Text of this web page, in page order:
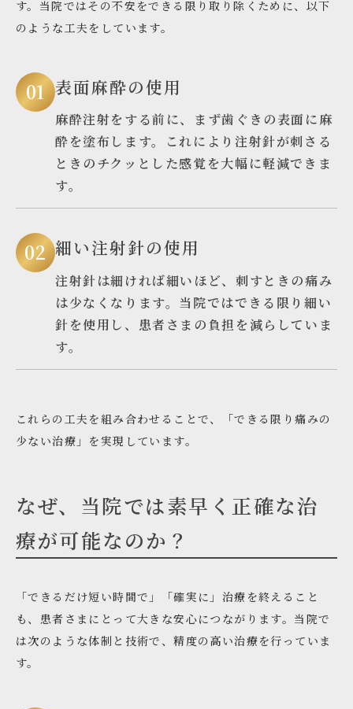
す。当院ではその不安をできる限り取り除くために、以下
のような工夫をしています。
表面麻酔の使用
麻酔注射をする前に、まず歯ぐきの表面に麻
酔を塗布します。これにより注射針が刺さる
ときのチクッとした感覚を大幅に軽減できま
す。
細い注射針の使用
注射針は細ければ細いほど、刺すときの痛み
は少なくなります。当院ではできる限り細い
針を使用し、患者さまの負担を減らしていま
す。
これらの工夫を組み合わせることで、「できる限り痛みの
少ない治療」を実現しています。
なぜ、当院では素早く正確な治
療が可能なのか？
「できるだけ短い時間で」「確実に」治療を終えること
も、患者さまにとって大きな安心につながります。当院で
は次のような体制と技術で、精度の高い治療を行っていま
す。